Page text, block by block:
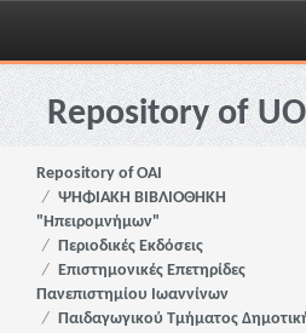
Skip
navigationRepository of
Repository of OAI
ΨΗΦΙΑΚΗ ΒΙΒΛΙΟΘΗΚΗ
"Ηπειρομνήμων"
Περιοδικές Εκδόσεις
Επιστημονικές Επετηρίδες
Πανεπιστημίου Ιωαννίνων
Παιδαγωγικού Τμήματος